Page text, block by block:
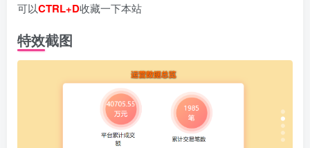
可以CTRL+D收藏一下本站
特效截图